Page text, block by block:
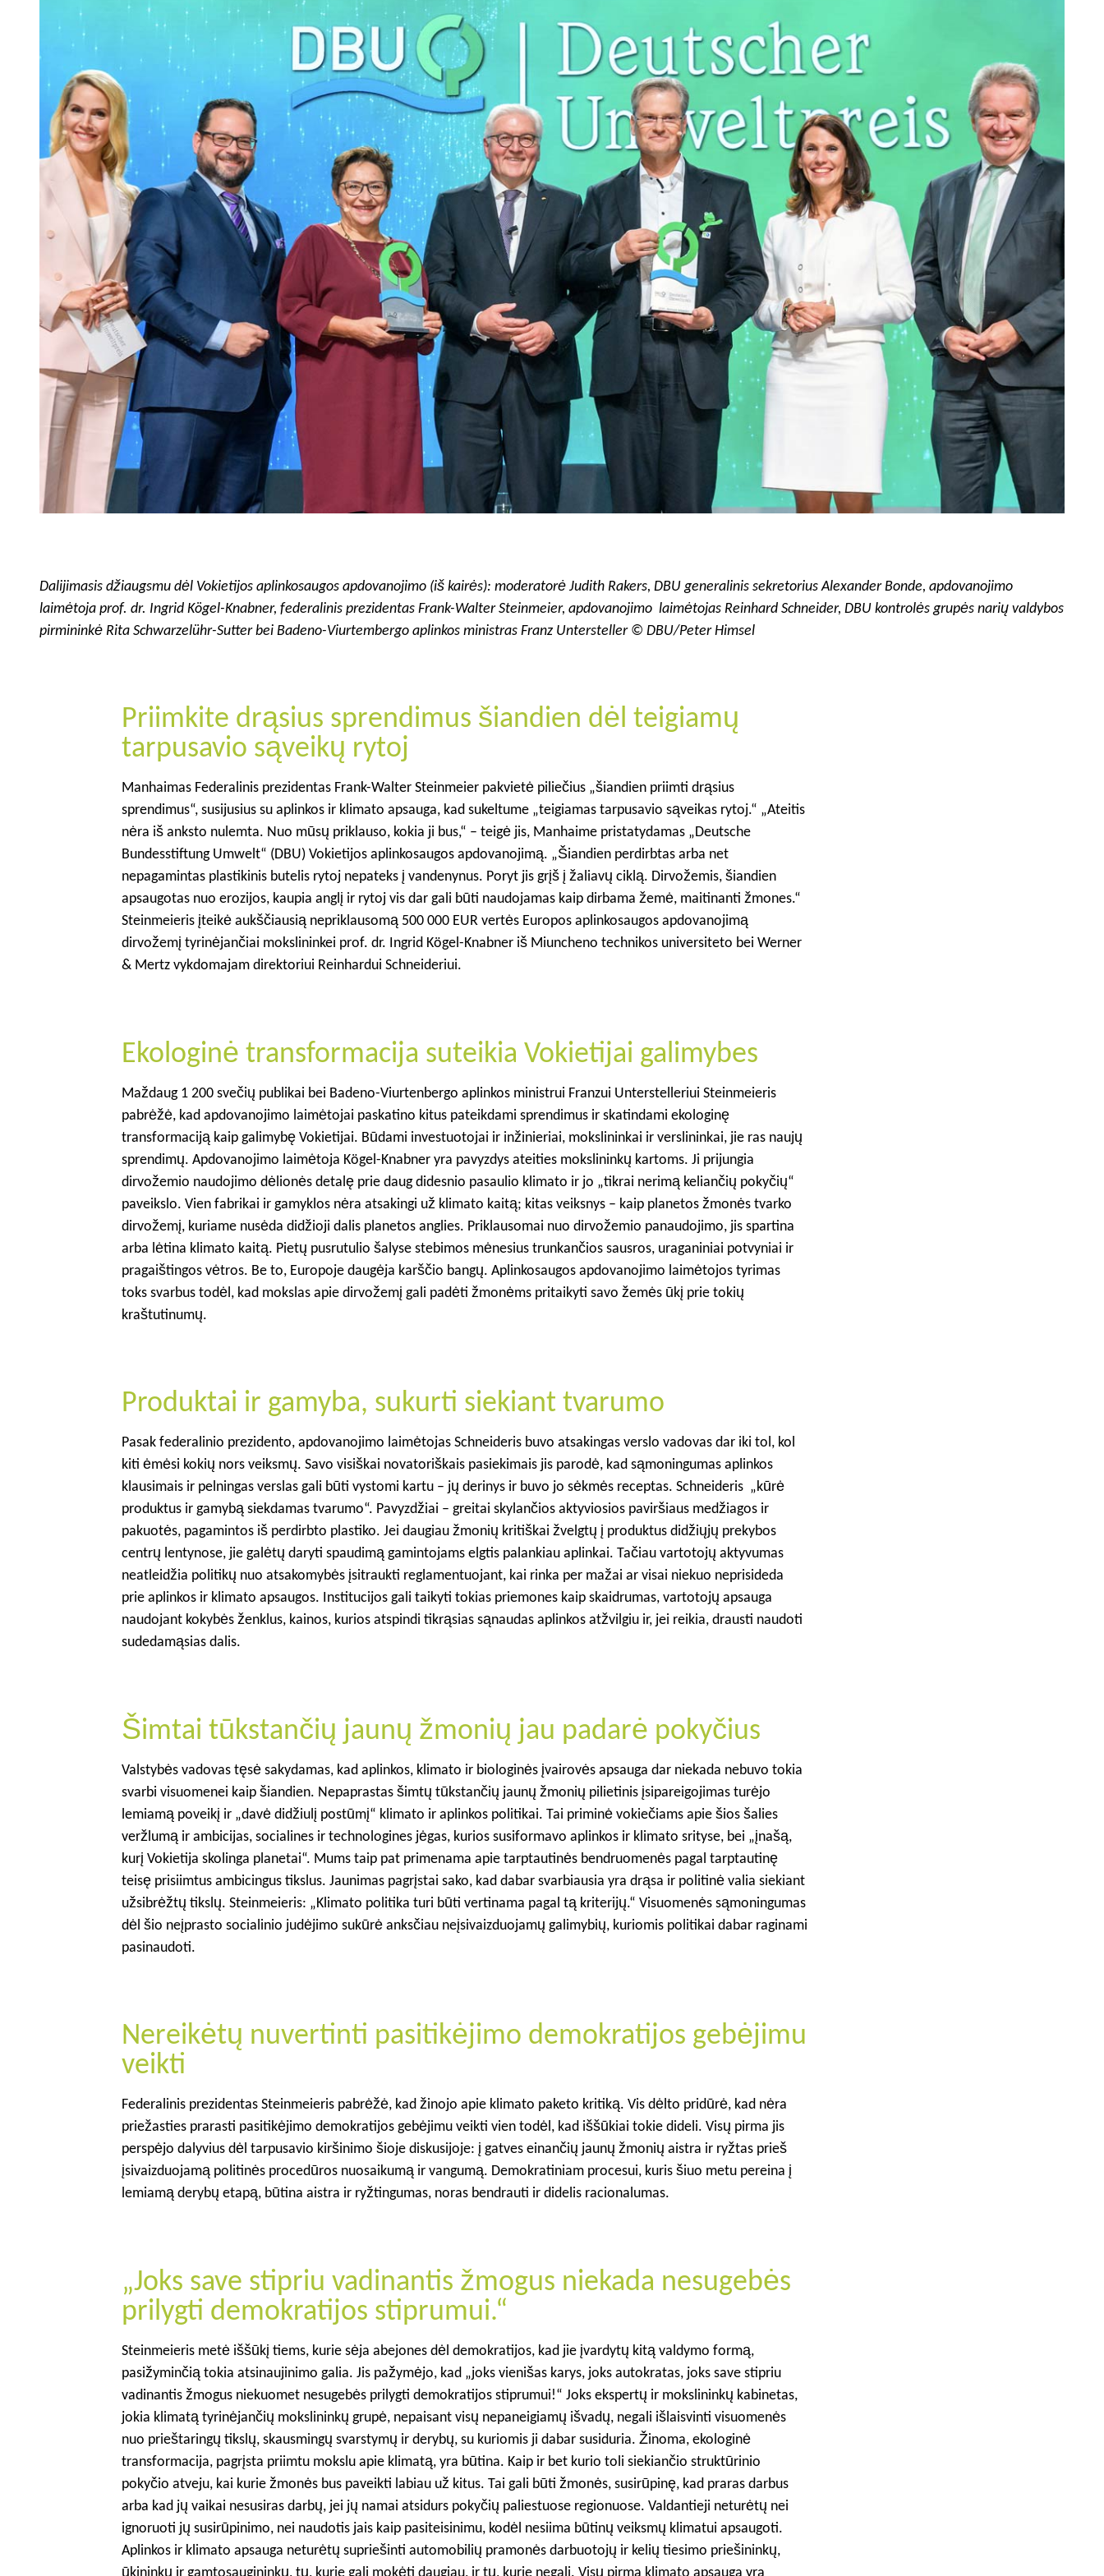
Dalijimasis džiaugsmu dėl Vokietijos aplinkosaugos apdovanojimo (iš kairės): moderatorė Judith Rakers, DBU generalinis sekretorius Alexander Bonde, apdovanojimo
laimėtoja prof. dr. Ingrid Kögel-Knabner, federalinis prezidentas Frank-Walter Steinmeier, apdovanojimo laimėtojas Reinhard Schneider, DBU kontrolės grupės narių valdybos
pirmininkė Rita Schwarzelühr-Sutter bei Badeno-Viurtembergo aplinkos ministras Franz Untersteller © DBU/Peter Himsel
Priimkite drąsius sprendimus šiandien dėl teigiamų
tarpusavio sąveikų rytoj
Manhaimas Federalinis prezidentas Frank-Walter Steinmeier pakvietė piliečius „šiandien priimti drąsius
sprendimus“, susijusius su aplinkos ir klimato apsauga, kad sukeltume „teigiamas tarpusavio sąveikas rytoj.“ „Ateitis
nėra iš anksto nulemta. Nuo mūsų priklauso, kokia ji bus,“ – teigė jis, Manhaime pristatydamas „Deutsche
Bundesstiftung Umwelt“ (DBU) Vokietijos aplinkosaugos apdovanojimą. „Šiandien perdirbtas arba net
nepagamintas plastikinis butelis rytoj nepateks į vandenynus. Poryt jis grįš į žaliavų ciklą. Dirvožemis, šiandien
apsaugotas nuo erozijos, kaupia anglį ir rytoj vis dar gali būti naudojamas kaip dirbama žemė, maitinanti žmones.“
Steinmeieris įteikė aukščiausią nepriklausomą 500 000 EUR vertės Europos aplinkosaugos apdovanojimą
dirvožemį tyrinėjančiai mokslininkei prof. dr. Ingrid Kögel-Knabner iš Miuncheno technikos universiteto bei Werner
& Mertz vykdomajam direktoriui Reinhardui Schneideriui.
Ekologinė transformacija suteikia Vokietijai galimybes
Maždaug 1 200 svečių publikai bei Badeno-Viurtenbergo aplinkos ministrui Franzui Unterstelleriui Steinmeieris
pabrėžė, kad apdovanojimo laimėtojai paskatino kitus pateikdami sprendimus ir skatindami ekologinę
transformaciją kaip galimybę Vokietijai. Būdami investuotojai ir inžinieriai, mokslininkai ir verslininkai, jie ras naujų
sprendimų. Apdovanojimo laimėtoja Kögel-Knabner yra pavyzdys ateities mokslininkų kartoms. Ji prijungia
dirvožemio naudojimo dėlionės detalę prie daug didesnio pasaulio klimato ir jo „tikrai nerimą keliančių pokyčių“
paveikslo. Vien fabrikai ir gamyklos nėra atsakingi už klimato kaitą; kitas veiksnys – kaip planetos žmonės tvarko
dirvožemį, kuriame nusėda didžioji dalis planetos anglies. Priklausomai nuo dirvožemio panaudojimo, jis spartina
arba lėtina klimato kaitą. Pietų pusrutulio šalyse stebimos mėnesius trunkančios sausros, uraganiniai potvyniai ir
pragaištingos vėtros. Be to, Europoje daugėja karščio bangų. Aplinkosaugos apdovanojimo laimėtojos tyrimas
toks svarbus todėl, kad mokslas apie dirvožemį gali padėti žmonėms pritaikyti savo žemės ūkį prie tokių
kraštutinumų.
Produktai ir gamyba, sukurti siekiant tvarumo
Pasak federalinio prezidento, apdovanojimo laimėtojas Schneideris buvo atsakingas verslo vadovas dar iki tol, kol
kiti ėmėsi kokių nors veiksmų. Savo visiškai novatoriškais pasiekimais jis parodė, kad sąmoningumas aplinkos
klausimais ir pelningas verslas gali būti vystomi kartu – jų derinys ir buvo jo sėkmės receptas. Schneideris „kūrė
produktus ir gamybą siekdamas tvarumo“. Pavyzdžiai – greitai skylančios aktyviosios paviršiaus medžiagos ir
pakuotės, pagamintos iš perdirbto plastiko. Jei daugiau žmonių kritiškai žvelgtų į produktus didžiųjų prekybos
centrų lentynose, jie galėtų daryti spaudimą gamintojams elgtis palankiau aplinkai. Tačiau vartotojų aktyvumas
neatleidžia politikų nuo atsakomybės įsitraukti reglamentuojant, kai rinka per mažai ar visai niekuo neprisideda
prie aplinkos ir klimato apsaugos. Institucijos gali taikyti tokias priemones kaip skaidrumas, vartotojų apsauga
naudojant kokybės ženklus, kainos, kurios atspindi tikrąsias sąnaudas aplinkos atžvilgiu ir, jei reikia, drausti naudoti
sudedamąsias dalis.
Šimtai tūkstančių jaunų žmonių jau padarė pokyčius
Valstybės vadovas tęsė sakydamas, kad aplinkos, klimato ir biologinės įvairovės apsauga dar niekada nebuvo tokia
svarbi visuomenei kaip šiandien. Nepaprastas šimtų tūkstančių jaunų žmonių pilietinis įsipareigojimas turėjo
lemiamą poveikį ir „davė didžiulį postūmį“ klimato ir aplinkos politikai. Tai priminė vokiečiams apie šios šalies
veržlumą ir ambicijas, socialines ir technologines jėgas, kurios susiformavo aplinkos ir klimato srityse, bei „įnašą,
kurį Vokietija skolinga planetai“. Mums taip pat primenama apie tarptautinės bendruomenės pagal tarptautinę
teisę prisiimtus ambicingus tikslus. Jaunimas pagrįstai sako, kad dabar svarbiausia yra drąsa ir politinė valia siekiant
užsibrėžtų tikslų. Steinmeieris: „Klimato politika turi būti vertinama pagal tą kriterijų.“ Visuomenės sąmoningumas
dėl šio neįprasto socialinio judėjimo sukūrė anksčiau neįsivaizduojamų galimybių, kuriomis politikai dabar raginami
pasinaudoti.
Nereikėtų nuvertinti pasitikėjimo demokratijos gebėjimu
veikti
Federalinis prezidentas Steinmeieris pabrėžė, kad žinojo apie klimato paketo kritiką. Vis dėlto pridūrė, kad nėra
priežasties prarasti pasitikėjimo demokratijos gebėjimu veikti vien todėl, kad iššūkiai tokie dideli. Visų pirma jis
perspėjo dalyvius dėl tarpusavio kiršinimo šioje diskusijoje: į gatves einančių jaunų žmonių aistra ir ryžtas prieš
įsivaizduojamą politinės procedūros nuosaikumą ir vangumą. Demokratiniam procesui, kuris šiuo metu pereina į
lemiamą derybų etapą, būtina aistra ir ryžtingumas, noras bendrauti ir didelis racionalumas.
„Joks save stipriu vadinantis žmogus niekada nesugebės
prilygti demokratijos stiprumui.“
Steinmeieris metė iššūkį tiems, kurie sėja abejones dėl demokratijos, kad jie įvardytų kitą valdymo formą,
pasižyminčią tokia atsinaujinimo galia. Jis pažymėjo, kad „joks vienišas karys, joks autokratas, joks save stipriu
vadinantis žmogus niekuomet nesugebės prilygti demokratijos stiprumui!“ Joks ekspertų ir mokslininkų kabinetas,
jokia klimatą tyrinėjančių mokslininkų grupė, nepaisant visų nepaneigiamų išvadų, negali išlaisvinti visuomenės
nuo prieštaringų tikslų, skausmingų svarstymų ir derybų, su kuriomis ji dabar susiduria. Žinoma, ekologinė
transformacija, pagrįsta priimtu mokslu apie klimatą, yra būtina. Kaip ir bet kurio toli siekiančio struktūrinio
pokyčio atveju, kai kurie žmonės bus paveikti labiau už kitus. Tai gali būti žmonės, susirūpinę, kad praras darbus
arba kad jų vaikai nesusiras darbų, jei jų namai atsidurs pokyčių paliestuose regionuose. Valdantieji neturėtų nei
ignoruoti jų susirūpinimo, nei naudotis jais kaip pasiteisinimu, kodėl nesiima būtinų veiksmų klimatui apsaugoti.
Aplinkos ir klimato apsauga neturėtų supriešinti automobilių pramonės darbuotojų ir kelių tiesimo priešininkų,
ūkininkų ir gamtosaugininkų, tų, kurie gali mokėti daugiau, ir tų, kurie negali. Visų pirma klimato apsauga yra